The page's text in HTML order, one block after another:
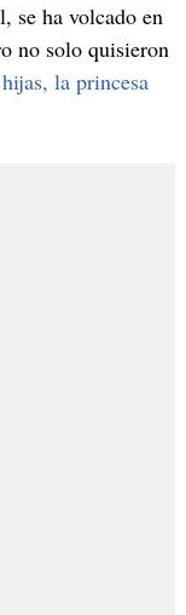
se ha volcado en
no solo quisieron
la princesa